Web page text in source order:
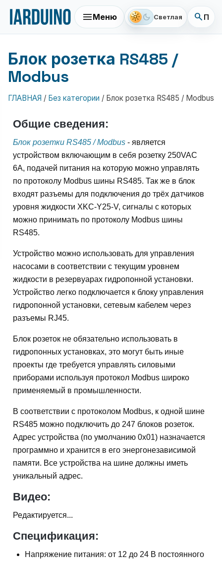
menuМеню light_mode dark_mode Светлая search
Блок розетка RS485 /
Modbus
ГЛАВНАЯ / Без категории / Блок розетка RS485 / Modbus
Общие сведения:
Блок розетки RS485 / Modbus - является
устройством включающим в себя розетку 250VAC
6A, подачей питания на которую можно управлять
по протоколу Modbus шины RS485. Так же в блок
входят разъемы для подключения до трёх датчиков
уровня жидкости XKC-Y25-V, сигналы с которых
можно принимать по протоколу Modbus шины
RS485.
Устройство можно использовать для управления
насосами в соответствии с текущим уровнем
жидкости в резервуарах гидропонной установки.
Устройство легко подключается к блоку управления
гидропонной установки, сетевым кабелем через
разъемы RJ45.
Блок розеток не обязательно использовать в
гидропонных установках, это могут быть иные
проекты где требуется управлять силовыми
приборами используя протокол Modbus широко
применяемый в промышленности.
В соответствии с протоколом Modbus, к одной шине
RS485 можно подключить до 247 блоков розеток.
Адрес устройства (по умолчанию 0x01) назначается
программно и хранится в его энергонезависимой
памяти. Все устройства на шине должны иметь
уникальный адрес.
Видео:
Редактируется...
Спецификация:
Напряжение питания: от 12 до 24 В постоянного